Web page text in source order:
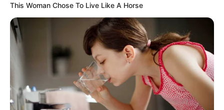
Juan Pablo Latorre Gil
Editor de Bogotá en el Sistema Informativo de
La FM. Comunicador Social y Periodista de la
Fundación Universitaria Inpahu y especialista
en comunicación estratégica. Premio
Nacional de Periodismo Simón Bolívar 2011 y
Álvaro Gómez 2017. Reportero.
This Woman Chose To Live Like A Horse